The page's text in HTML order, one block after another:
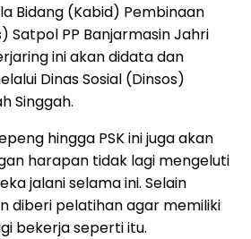
Bidang (Kabid) Pembinaan
Satpol PP Banjarmasin Jahri
ini akan didata dan
Dinas Sosial (Dinsos)
Singgah.
hingga PSK ini juga akan
harapan tidak lagi mengeluti
jalani selama ini. Selain
diberi pelatihan agar memiliki
bekerja seperti itu.